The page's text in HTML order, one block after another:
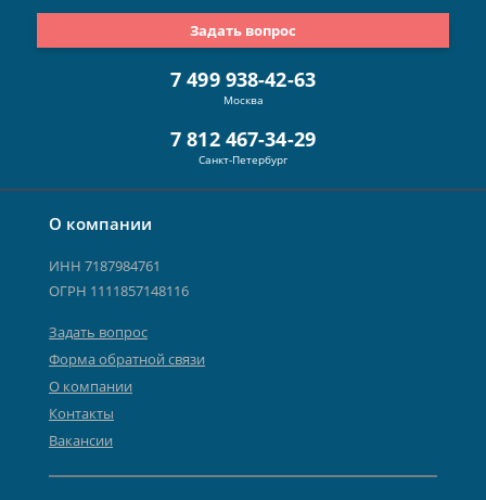
О компании
ИНН 7187984761
ОГРН 1111857148116
Задать вопрос
Форма обратной связи
О компании
Контакты
Вакансии
7 499 938-42-63
Москва
7 812 467-34-29
Санкт-Петербург
Задать вопрос